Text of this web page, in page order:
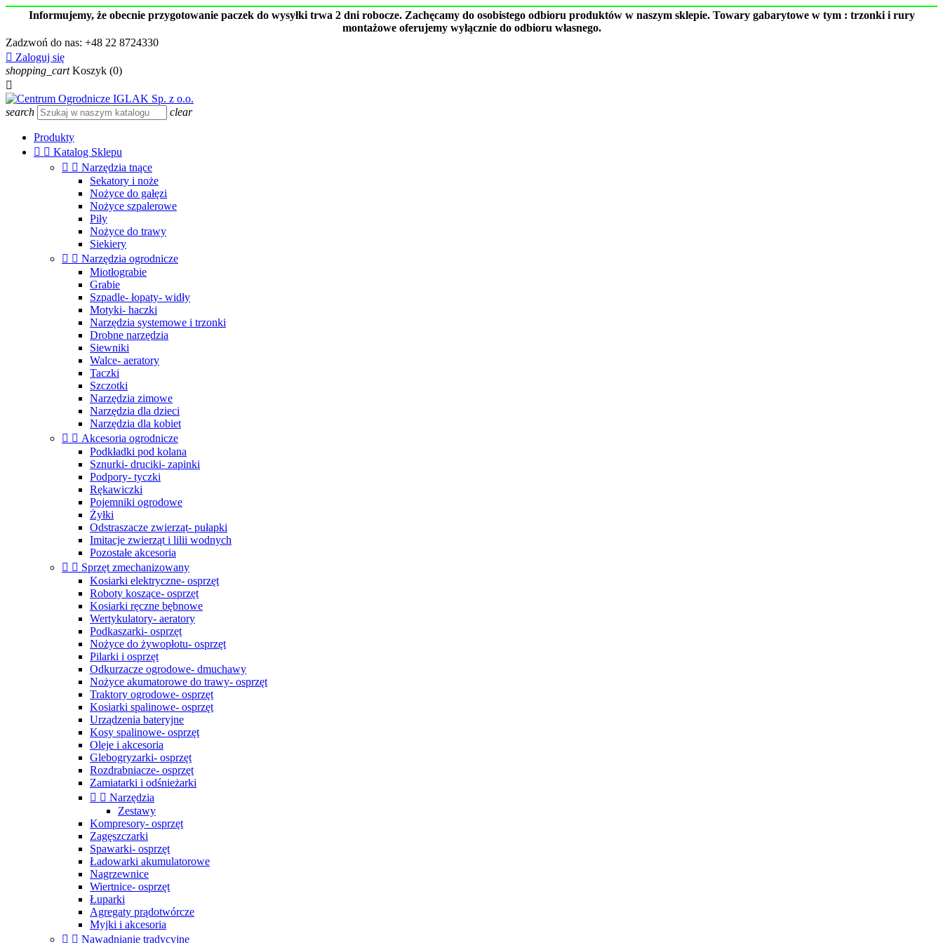
Informujemy, że obecnie przygotowanie paczek do wysyłki trwa 2 dni robocze. Zachęcamy do osobistego odbioru produktów w naszym sklepie. Towary gabarytowe w tym : trzonki i rury
montażowe oferujemy wyłącznie do odbioru własnego.
Zadzwoń do nas: +48 22 8724330
 Zaloguj się
shopping_cart Koszyk (0)

search clear
Produkty
  Katalog Sklepu
  Narzędzia tnące
Sekatory i noże
Nożyce do gałęzi
Nożyce szpalerowe
Piły
Nożyce do trawy
Siekiery
  Narzędzia ogrodnicze
Miotłograbie
Grabie
Szpadle- łopaty- widły
Motyki- haczki
Narzędzia systemowe i trzonki
Drobne narzędzia
Siewniki
Walce- aeratory
Taczki
Szczotki
Narzędzia zimowe
Narzędzia dla dzieci
Narzędzia dla kobiet
  Akcesoria ogrodnicze
Podkładki pod kolana
Sznurki- druciki- zapinki
Podpory- tyczki
Rękawiczki
Pojemniki ogrodowe
Żyłki
Odstraszacze zwierząt- pułapki
Imitacje zwierząt i lilii wodnych
Pozostałe akcesoria
  Sprzęt zmechanizowany
Kosiarki elektryczne- osprzęt
Roboty koszące- osprzęt
Kosiarki ręczne bębnowe
Wertykulatory- aeratory
Podkaszarki- osprzęt
Nożyce do żywopłotu- osprzęt
Pilarki i osprzęt
Odkurzacze ogrodowe- dmuchawy
Nożyce akumatorowe do trawy- osprzęt
Traktory ogrodowe- osprzęt
Kosiarki spalinowe- osprzęt
Urządzenia bateryjne
Kosy spalinowe- osprzęt
Oleje i akcesoria
Glebogryzarki- osprzęt
Rozdrabniacze- osprzęt
Zamiatarki i odśnieżarki
  Narzędzia
Zestawy
Kompresory- osprzęt
Zagęszczarki
Spawarki- osprzęt
Ładowarki akumulatorowe
Nagrzewnice
Wiertnice- osprzęt
Łuparki
Agregaty prądotwórcze
Myjki i akcesoria
  Nawadnianie tradycyjne